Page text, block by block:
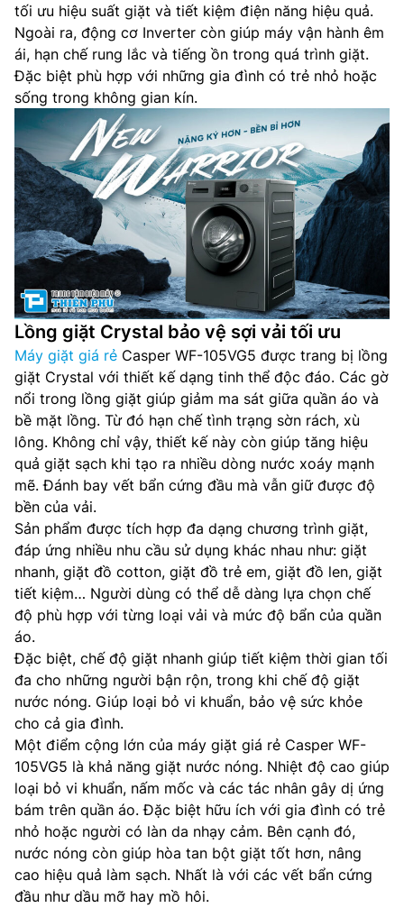
tối ưu hiệu suất giặt và tiết kiệm điện năng hiệu quả.
Ngoài ra, động cơ Inverter còn giúp máy vận hành êm
ái, hạn chế rung lắc và tiếng ồn trong quá trình giặt.
Đặc biệt phù hợp với những gia đình có trẻ nhỏ hoặc
sống trong không gian kín.
Lồng giặt Crystal bảo vệ sợi vải tối ưu
Máy giặt giá rẻ Casper WF-105VG5 được trang bị lồng
giặt Crystal với thiết kế dạng tinh thể độc đáo. Các gờ
nổi trong lồng giặt giúp giảm ma sát giữa quần áo và
bề mặt lồng. Từ đó hạn chế tình trạng sờn rách, xù
lông. Không chỉ vậy, thiết kế này còn giúp tăng hiệu
quả giặt sạch khi tạo ra nhiều dòng nước xoáy mạnh
mẽ. Đánh bay vết bẩn cứng đầu mà vẫn giữ được độ
bền của vải.
Sản phẩm được tích hợp đa dạng chương trình giặt,
đáp ứng nhiều nhu cầu sử dụng khác nhau như: giặt
nhanh, giặt đồ cotton, giặt đồ trẻ em, giặt đồ len, giặt
tiết kiệm… Người dùng có thể dễ dàng lựa chọn chế
độ phù hợp với từng loại vải và mức độ bẩn của quần
áo.
Đặc biệt, chế độ giặt nhanh giúp tiết kiệm thời gian tối
đa cho những người bận rộn, trong khi chế độ giặt
nước nóng. Giúp loại bỏ vi khuẩn, bảo vệ sức khỏe
cho cả gia đình.
Một điểm cộng lớn của máy giặt giá rẻ Casper WF-
105VG5 là khả năng giặt nước nóng. Nhiệt độ cao giúp
loại bỏ vi khuẩn, nấm mốc và các tác nhân gây dị ứng
bám trên quần áo. Đặc biệt hữu ích với gia đình có trẻ
nhỏ hoặc người có làn da nhạy cảm. Bên cạnh đó,
nước nóng còn giúp hòa tan bột giặt tốt hơn, nâng
cao hiệu quả làm sạch. Nhất là với các vết bẩn cứng
đầu như dầu mỡ hay mồ hôi.